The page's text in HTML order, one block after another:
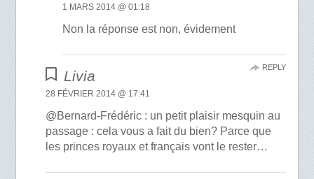
1 MARS 2014 @ 01:18
Non la réponse est non, évidement
Livia
28 FÉVRIER 2014 @ 17:41
@Bernard-Frédéric : un petit plaisir mesquin au
passage : cela vous a fait du bien? Parce que
les princes royaux et français vont le rester…
REPLY